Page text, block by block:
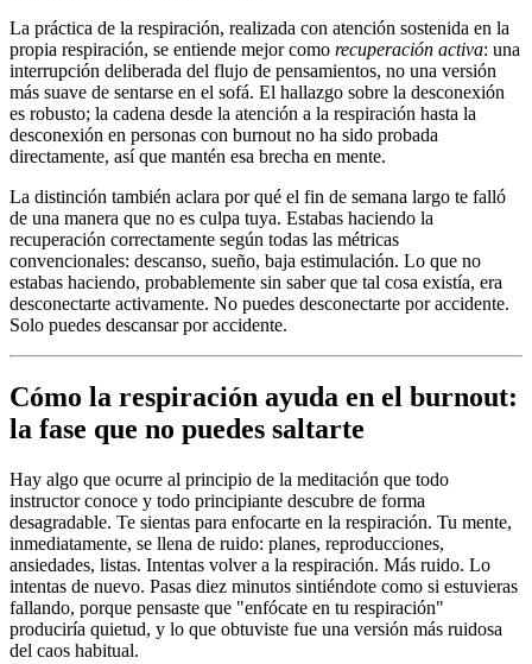
La práctica de la respiración, realizada con atención sostenida en la
propia respiración, se entiende mejor como recuperación activa: una
interrupción deliberada del flujo de pensamientos, no una versión
más suave de sentarse en el sofá. El hallazgo sobre la desconexión
es robusto; la cadena desde la atención a la respiración hasta la
desconexión en personas con burnout no ha sido probada
directamente, así que mantén esa brecha en mente.
La distinción también aclara por qué el fin de semana largo te falló
de una manera que no es culpa tuya. Estabas haciendo la
recuperación correctamente según todas las métricas
convencionales: descanso, sueño, baja estimulación. Lo que no
estabas haciendo, probablemente sin saber que tal cosa existía, era
desconectarte activamente. No puedes desconectarte por accidente.
Solo puedes descansar por accidente.
Cómo la respiración ayuda en el burnout:
la fase que no puedes saltarte
Hay algo que ocurre al principio de la meditación que todo
instructor conoce y todo principiante descubre de forma
desagradable. Te sientas para enfocarte en la respiración. Tu mente,
inmediatamente, se llena de ruido: planes, reproducciones,
ansiedades, listas. Intentas volver a la respiración. Más ruido. Lo
intentas de nuevo. Pasas diez minutos sintiéndote como si estuvieras
fallando, porque pensaste que "enfócate en tu respiración"
produciría quietud, y lo que obtuviste fue una versión más ruidosa
del caos habitual.